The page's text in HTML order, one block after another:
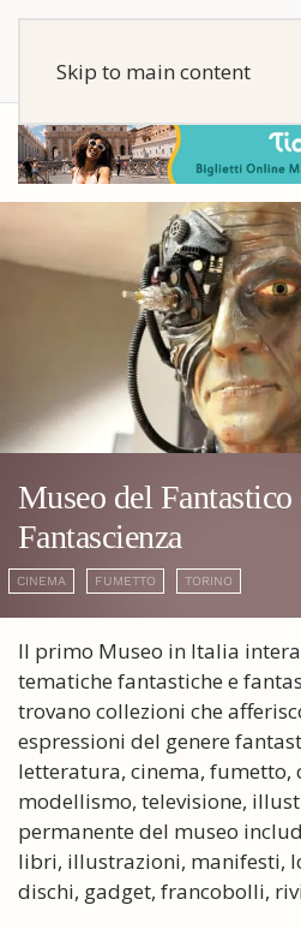
Skip to main content
Museo del Fantastico
Fantascienza
CINEMA FUMETTO TORINO
Il primo Museo in Italia
tematiche fantastiche e
trovano collezioni che
espressioni del genere
letteratura, cinema, fumetto,
modellismo, televisione,
permanente del museo
libri, illustrazioni, manifesti,
dischi, gadget, francobolli,